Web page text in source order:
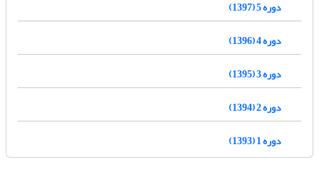
دوره 5 (1397)
دوره 4 (1396)
دوره 3 (1395)
دوره 2 (1394)
دوره 1 (1393)